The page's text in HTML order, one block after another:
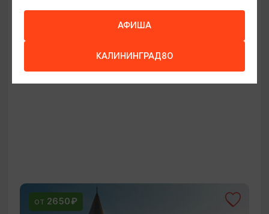
22:00 2 Ч.
Замки Шаакен и Нессельбек
ОТ 2650₽
АФИША
КАЛИНИНГРАД80